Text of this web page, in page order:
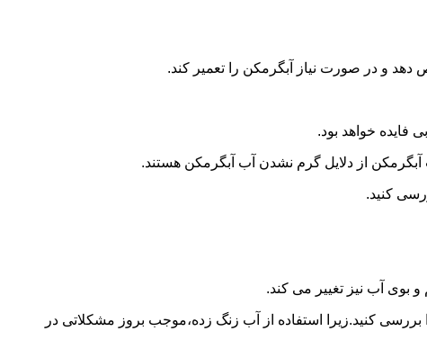
و در صورت نیاز آبگرمکن را تعمیر کند.
فایده خواهد بود.
از دلایل گرم نشدن آب آبگرمکن هستند.
کنید.
بوی آب نیز تغییر می کند.
کنید.زیرا استفاده از آب زنگ زده،موجب بروز مشکلاتی در